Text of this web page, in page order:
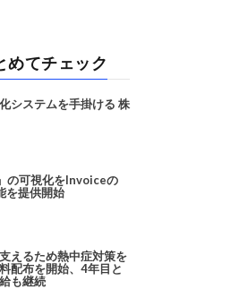
めてチェック
システムを手掛ける 株
の可視化をInvoiceの
を提供開始
えるため熱中症対策を
配布を開始、4年目と
も継続